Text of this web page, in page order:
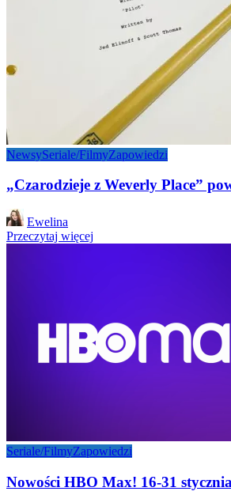
NewsySeriale/FilmyZapowiedzi
„Czarodzieje z Weverly Place”
Posted
by
Ewelina
Przeczytaj więcej
Seriale/FilmyZapowiedzi
Nowości HBO Max! 16-31 stycznia